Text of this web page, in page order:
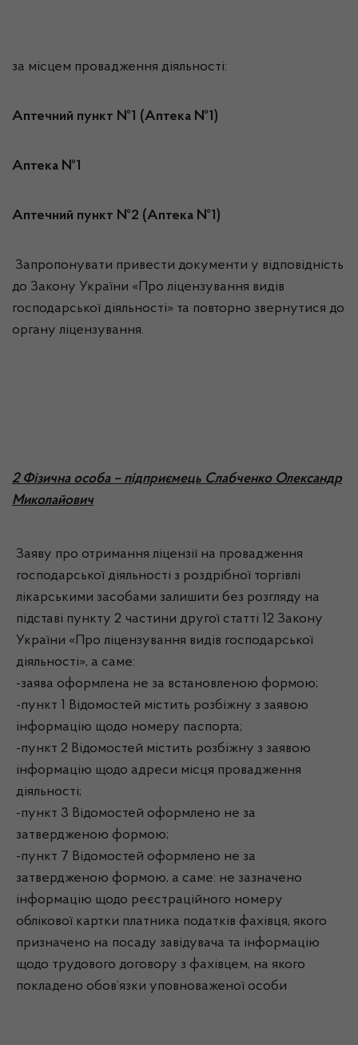
за місцем провадження діяльності:
Аптечний пункт №1 (Аптека №1)
Аптека №1
Аптечний пункт №2 (Аптека №1)
Запропонувати привести документи у відповідність
до Закону України «Про ліцензування видів
господарської діяльності» та повторно звернутися до
органу ліцензування.
2 Фізична особа – підприємець Слабченко Олександр
Миколайович
Заяву про отримання ліцензії на провадження
господарської діяльності з роздрібної торгівлі
лікарськими засобами залишити без розгляду на
підставі пункту 2 частини другої статті 12 Закону
України «Про ліцензування видів господарської
діяльності», а саме:
-заява оформлена не за встановленою формою;
-пункт 1 Відомостей містить розбіжну з заявою
інформацію щодо номеру паспорта;
-пункт 2 Відомостей містить розбіжну з заявою
інформацію щодо адреси місця провадження
діяльності;
-пункт 3 Відомостей оформлено не за
затвердженою формою;
-пункт 7 Відомостей оформлено не за
затвердженою формою, а саме: не зазначено
інформацію щодо реєстраційного номеру
облікової картки платника податків фахівця, якого
призначено на посаду завідувача та інформацію
щодо трудового договору з фахівцем, на якого
покладено обов’язки уповноваженої особи